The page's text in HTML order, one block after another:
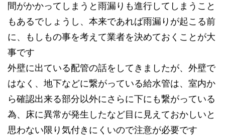
間がかかってしまうと雨漏りも進行してしまうこと
もあるでしょうし、本来であれば雨漏りが起こる前
に、もしもの事を考えて業者を決めておくことが大
事です
外壁に出ている配管の話をしてきましたが、外壁で
はなく、地下などに繋がっている給水管は、室内か
ら確認出来る部分以外にさらに下にも繋がっている
為、床に異常が発生したなど目に見えておかしいと
思わない限り気付きにくいので注意が必要です